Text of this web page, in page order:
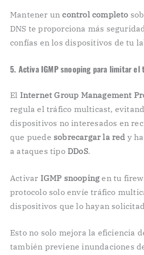
Mantener uncontrol completo
DNS te proporciona más
confías en los dispositivos de tu
5. Activa IGMP snooping para limitar
El Internet Group Management
regula el tráfico multicast,
dispositivos no interesados en
que puede sobrecargar la red y
a ataques tipo DDoS.
Activar IGMP snooping en tu
protocolo solo envíe tráfico
dispositivos que lo hayan
Esto no solo mejora la eficiencia
también previene inundaciones